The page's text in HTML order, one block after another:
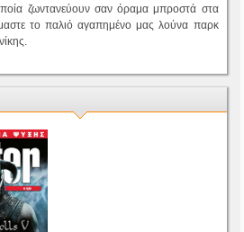
ζωντανεύουν σαν όραμα μπροστά στα
το παλιό αγαπημένο μας λούνα παρκ